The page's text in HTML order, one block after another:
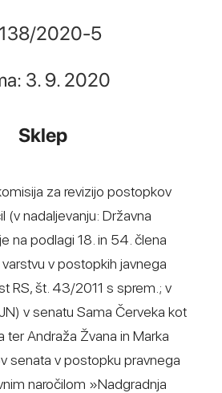
2020-5
3. 9. 2020
Sklep
za revizijo postopkov
(v nadaljevanju: Državna
na podlagi 18. in 54. člena
v postopkih javnega
RS, št. 43/2011 s sprem.; v
v senatu Sama Červeka kot
ter Andraža Žvana in Marka
senata v postopku pravnega
naročilom »Nadgradnja